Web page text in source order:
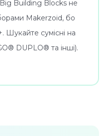
Building Blocks не
Makerzoid, бо
Шукайте сумісні на
DUPLO® та інші).